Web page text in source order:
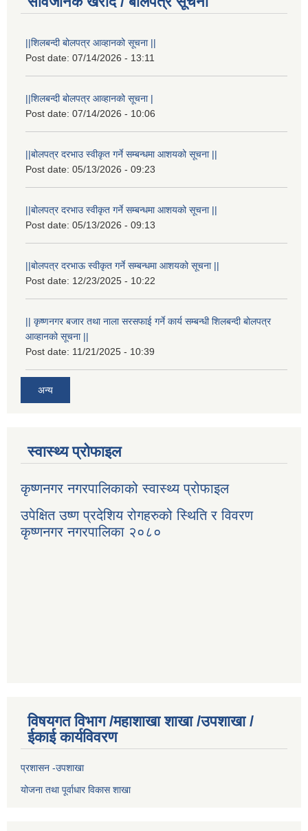
||शिलबन्दी बोलपत्र आव्हानको सूचना ||
Post date: 07/14/2026 - 13:11
||शिलबन्दी बोलपत्र आव्हानको सूचना |
Post date: 07/14/2026 - 10:06
||बोलपत्र दरभाउ स्वीकृत गर्ने सम्बन्धमा आशयको सूचना ||
Post date: 05/13/2026 - 09:23
||बोलपत्र दरभाउ स्वीकृत गर्ने सम्बन्धमा आशयको सूचना ||
Post date: 05/13/2026 - 09:13
||बोलपत्र दरभाऊ स्वीकृत गर्ने सम्बन्धमा आशयको सूचना ||
Post date: 12/23/2025 - 10:22
|| कृष्णनगर बजार तथा नाला सरसफाई गर्ने कार्य सम्बन्धी शिलबन्दी बोलपत्र
आव्हानको सूचना ||
Post date: 11/21/2025 - 10:39
अन्य
स्वास्थ्य प्रोफाइल
कृष्णनगर नगरपालिकाको स्वास्थ्य प्रोफाइल
उपेक्षित उष्ण प्रदेशिय रोगहरुको स्थिति र विवरण
कृष्णनगर नगरपालिका २०८०
विषयगत विभाग /महाशाखा शाखा /उपशाखा /
ईकाई कार्यविवरण
प्रशासन -उपशाखा
योजना तथा पूर्वाधार विकास शाखा